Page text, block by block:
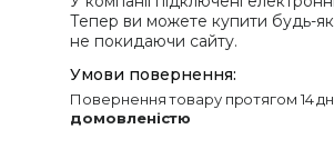
Тепер ви можете купити будь-
не покидаючи сайту.
повернення товару протягом 14
домовленістю